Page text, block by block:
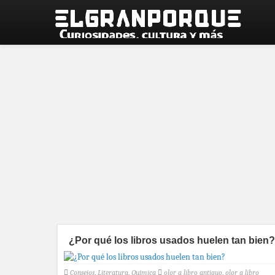
¿Por qué los libros usados huelen tan bien?
Consejos, Literatura, Química olor a libro antiguo, olor a libro